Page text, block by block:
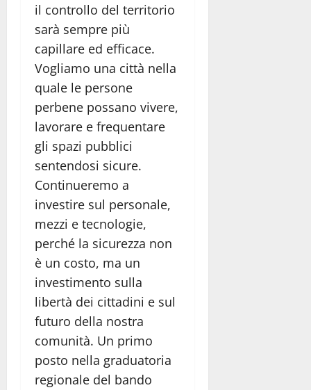
il controllo del territorio
sarà sempre più
capillare ed efficace.
Vogliamo una città nella
quale le persone
perbene possano vivere,
lavorare e frequentare
gli spazi pubblici
sentendosi sicure.
Continueremo a
investire sul personale,
mezzi e tecnologie,
perché la sicurezza non
è un costo, ma un
investimento sulla
libertà dei cittadini e sul
futuro della nostra
comunità. Un primo
posto nella graduatoria
regionale del bando